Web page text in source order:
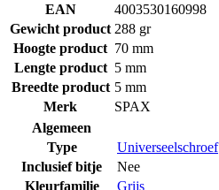
EAN
4003530160998
Gewicht product 288 gr
Hoogte product 70 mm
Lengte product 5 mm
Breedte product 5 mm
Merk
SPAX
Algemeen
Type
Universeelschroef
Inclusief bitje
Nee
Kleurfamilie
Grijs